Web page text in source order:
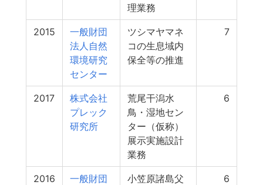
理業務
2015
一般財団
法人自然
環境研究
センター
ツシマヤマネ
コの生息域内
保全等の推進
7
2017
株式会社
プレック
研究所
荒尾干潟水
鳥・湿地セン
ター（仮称）
展示実施設計
業務
6
2016
一般財団
小笠原諸島父
6